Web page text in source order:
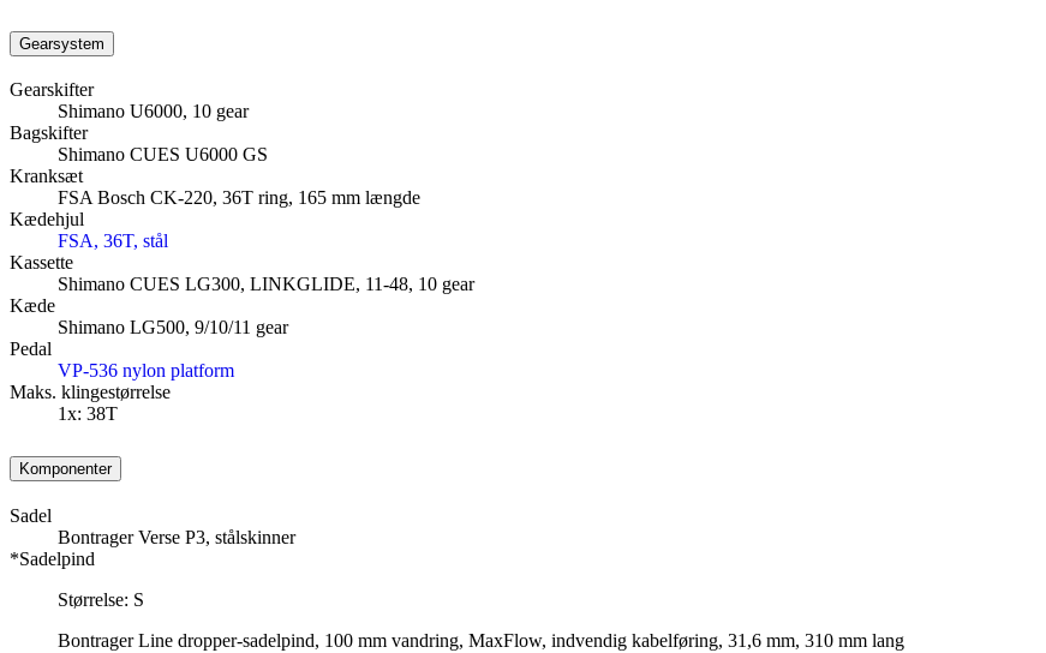
Gearsystem
Gearskifter
Shimano U6000, 10 gear
Bagskifter
Shimano CUES U6000 GS
Kranksæt
FSA Bosch CK-220, 36T ring, 165 mm længde
Kædehjul
FSA, 36T, stål
Kassette
Shimano CUES LG300, LINKGLIDE, 11-48, 10 gear
Kæde
Shimano LG500, 9/10/11 gear
Pedal
VP-536 nylon platform
Maks. klingestørrelse
1x: 38T
Komponenter
Sadel
Bontrager Verse P3, stålskinner
*Sadelpind
Størrelse: S
Bontrager Line dropper-sadelpind, 100 mm vandring, MaxFlow, indvendig kabelføring, 31,6 mm, 310 mm lang